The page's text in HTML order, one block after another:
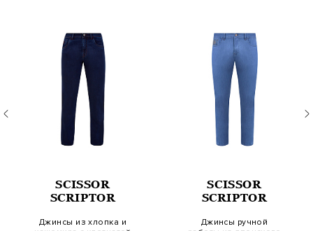
SCISSOR
SCRIPTOR
Джинсы из хлопка и
SCISSOR
SCRIPTOR
Джинсы ручной